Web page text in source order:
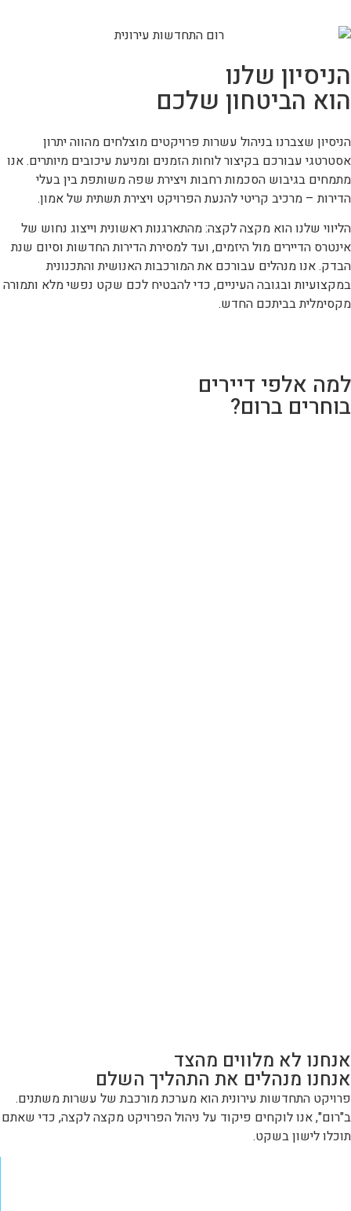
הניסיון שלנו
הוא הביטחון שלכם
הניסיון שצברנו בניהול עשרות פרויקטים מוצלחים מהווה יתרון
אסטרטגי עבורכם בקיצור לוחות הזמנים ומניעת עיכובים מיותרים. אנו
מתמחים בגיבוש הסכמות רחבות ויצירת שפה משותפת בין בעלי
הדירות – מרכיב קריטי להנעת הפרויקט ויצירת תשתית של אמון.
הליווי שלנו הוא מקצה לקצה: מהתארגנות ראשונית וייצוג נחוש של
אינטרס הדיירים מול היזמים, ועד למסירת הדירות החדשות וסיום שנת
הבדק. אנו מנהלים עבורכם את המורכבות האנושית והתכנונית
במקצועיות ובגובה העיניים, כדי להבטיח לכם שקט נפשי מלא ותמורה
מקסימלית בביתכם החדש.
למה אלפי דיירים
בוחרים ברום?
אנחנו לא מלווים מהצד
אנחנו מנהלים את התהליך השלם
פרויקט התחדשות עירונית הוא מערכת מורכבת של עשרות משתנים.
ב"רום", אנו לוקחים פיקוד על ניהול הפרויקט מקצה לקצה, כדי שאתם
תוכלו לישון בשקט.